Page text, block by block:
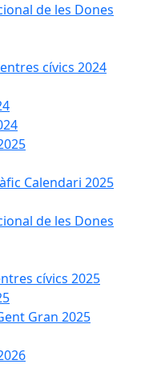
de les Dones
cívics 2024
Calendari 2025
de les Dones
cívics 2025
Gran 2025